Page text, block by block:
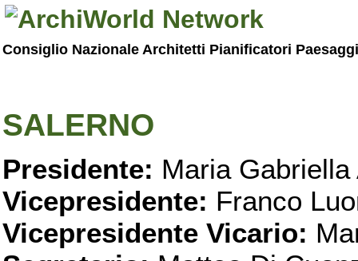
Consiglio Nazionale Architetti Pianificatori
SALERNO
Presidente: Maria Gabriella
Vicepresidente: Franco
Vicepresidente Vicario: